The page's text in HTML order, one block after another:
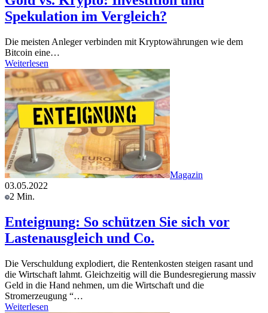
Spekulation im Vergleich?
Die meisten Anleger verbinden mit Kryptowährungen wie dem
Bitcoin eine…
Weiterlesen
Magazin
03.05.2022
2 Min.
Enteignung: So schützen Sie sich vor
Lastenausgleich und Co.
Die Verschuldung explodiert, die Rentenkosten steigen rasant und
die Wirtschaft lahmt. Gleichzeitig will die Bundesregierung massiv
Geld in die Hand nehmen, um die Wirtschaft und die
Stromerzeugung “…
Weiterlesen